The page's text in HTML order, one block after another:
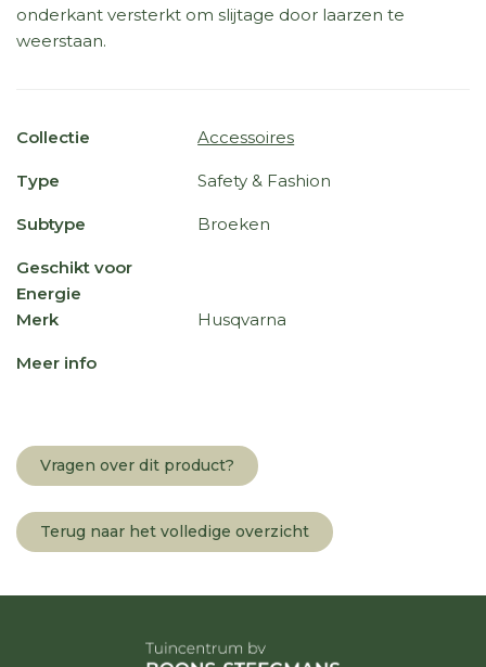
onderkant versterkt om slijtage door laarzen te
weerstaan.
Collectie Accessoires
Type Safety & Fashion
Subtype Broeken
Geschikt voor
Energie
Merk
Husqvarna
Meer info
Vragen over dit product?
Terug naar het volledige overzicht